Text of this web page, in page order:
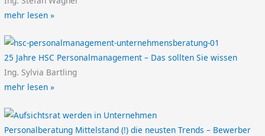
mehr lesen »
25 Jahre HSC Personalmanagement – Das sollten Sie wissen
Ing. Sylvia Bartling
mehr lesen »
Personalberatung Mittelstand (!) die neusten Trends – Bewerber